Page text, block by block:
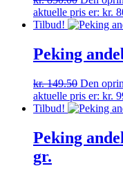
aktuelle pris er: kr.
Tilbud!
Peking
kr.149.50 Den
aktuelle pris er: kr.
Tilbud!
Peking
gr.